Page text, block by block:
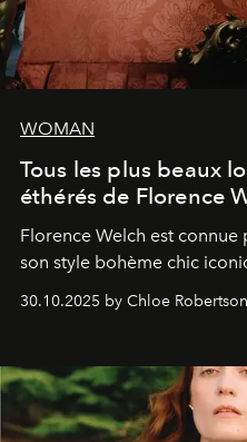
WOMAN
Tous les plus beaux
éthérés de Florence
Florence Welch est
son style bohème chic
30.10.2025 by Chloe Robertson